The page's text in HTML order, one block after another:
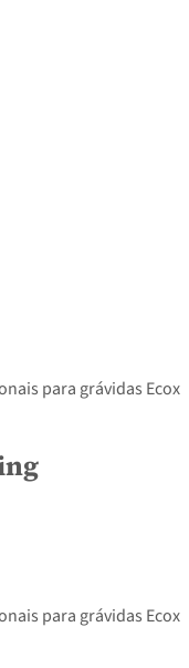
para grávidas Ecox
para grávidas Ecox